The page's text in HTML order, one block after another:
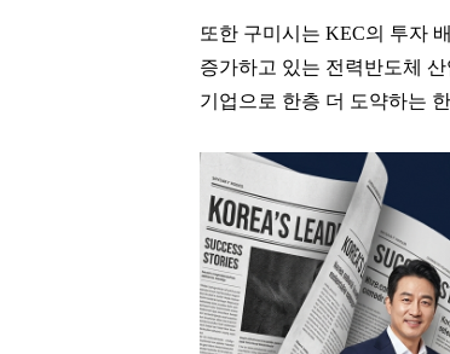
또한 구미시는 KEC의 투자
증가하고 있는 전력반도체
기업으로 한층 더 도약하는